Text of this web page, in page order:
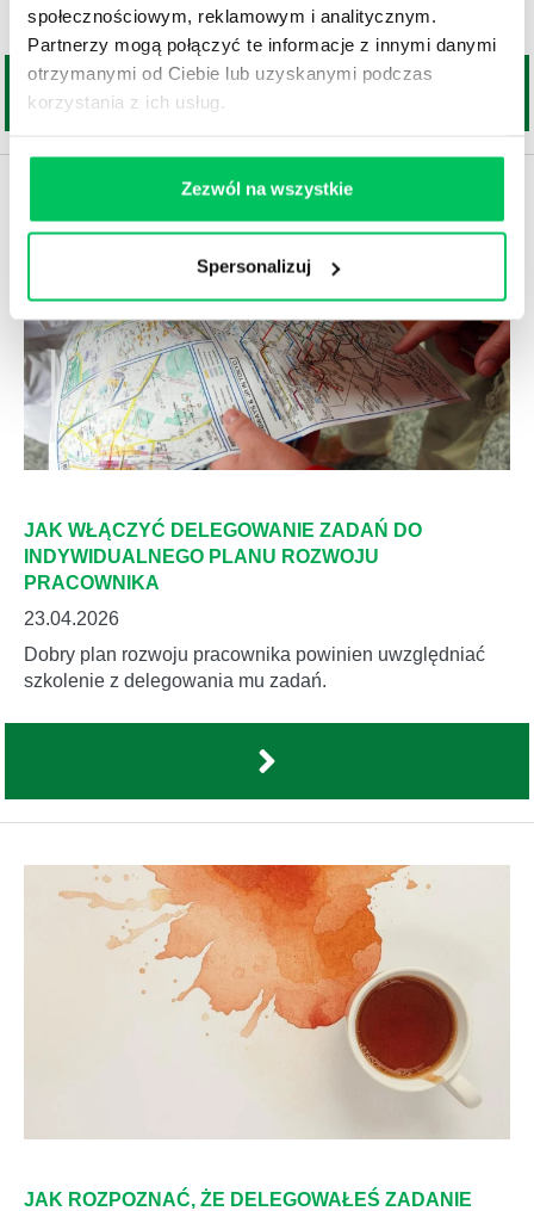
społecznościowym, reklamowym i analitycznym.
Partnerzy mogą połączyć te informacje z innymi danymi
otrzymanymi od Ciebie lub uzyskanymi podczas
korzystania z ich usług.
Zezwól na wszystkie
Spersonalizuj
zakończy się fiaskiem.
JAK WŁĄCZYĆ DELEGOWANIE ZADAŃ DO
INDYWIDUALNEGO PLANU ROZWOJU
PRACOWNIKA
23.04.2026
Dobry plan rozwoju pracownika powinien uwzględniać
szkolenie z delegowania mu zadań.
JAK ROZPOZNAĆ, ŻE DELEGOWAŁEŚ ZADANIE